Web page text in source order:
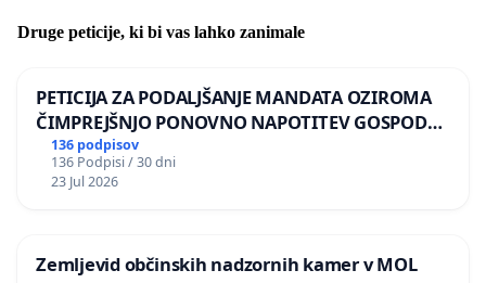
Druge peticije, ki bi vas lahko zanimale
PETICIJA ZA PODALJŠANJE MANDATA OZIROMA
ČIMPREJŠNJO PONOVNO NAPOTITEV GOSPODA
BERNARDA ŠRAJNERJA NA VELEPOSLANIŠTVO
REPUBLIKE SLOVENIJE V MOSKVI
136 podpisov
136 Podpisi / 30 dni
23 Jul 2026
Zemljevid občinskih nadzornih kamer v MOL